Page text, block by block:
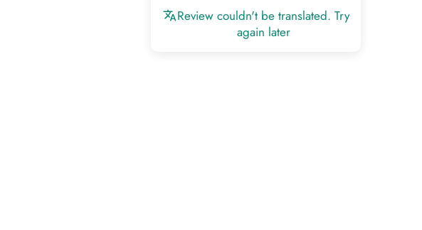
Review couldn't be translated. Try
again later